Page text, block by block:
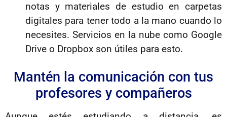
notas y materiales de estudio en carpetas
digitales para tener todo a la mano cuando lo
necesites. Servicios en la nube como Google
Drive o Dropbox son útiles para esto.
Mantén la comunicación con tus
profesores y compañeros